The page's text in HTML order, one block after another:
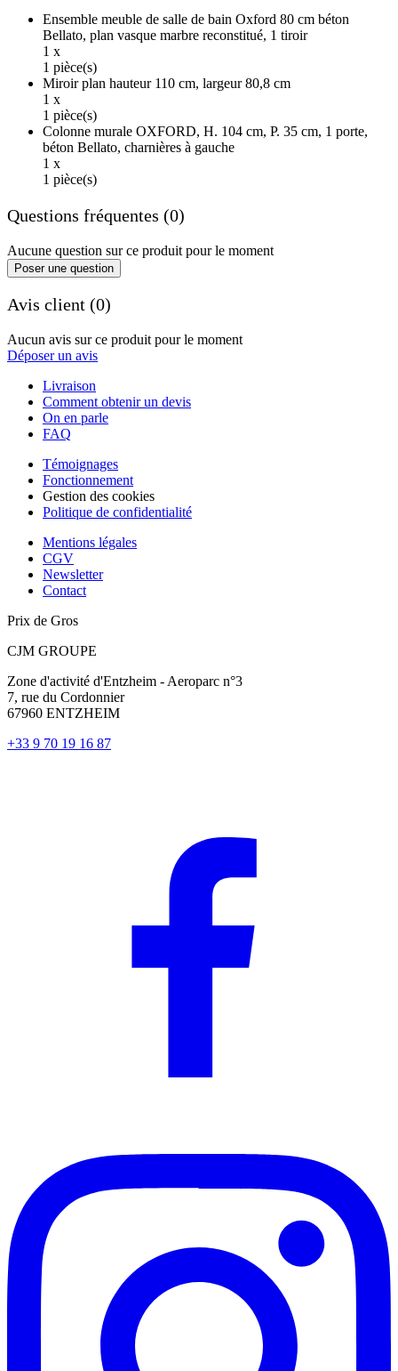
Ensemble meuble de salle de bain Oxford 80 cm béton
Bellato, plan vasque marbre reconstitué, 1 tiroir
1 x
1 pièce(s)
Miroir plan hauteur 110 cm, largeur 80,8 cm
1 x
1 pièce(s)
Colonne murale OXFORD, H. 104 cm, P. 35 cm, 1 porte,
béton Bellato, charnières à gauche
1 x
1 pièce(s)
Questions fréquentes (0)
Aucune question sur ce produit pour le moment
Poser une question
Avis client (0)
Aucun avis sur ce produit pour le moment
Déposer un avis
Livraison
Comment obtenir un devis
On en parle
FAQ
Témoignages
Fonctionnement
Gestion des cookies
Politique de confidentialité
Mentions légales
CGV
Newsletter
Contact
Prix de Gros
CJM GROUPE
Zone d'activité d'Entzheim - Aeroparc n°3
7, rue du Cordonnier
67960 ENTZHEIM
+33 9 70 19 16 87